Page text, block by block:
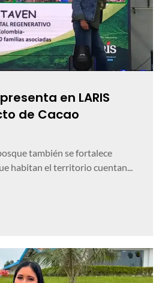
en LARIS
de Cacao
también se fortalece
habitan el territorio cuentan...